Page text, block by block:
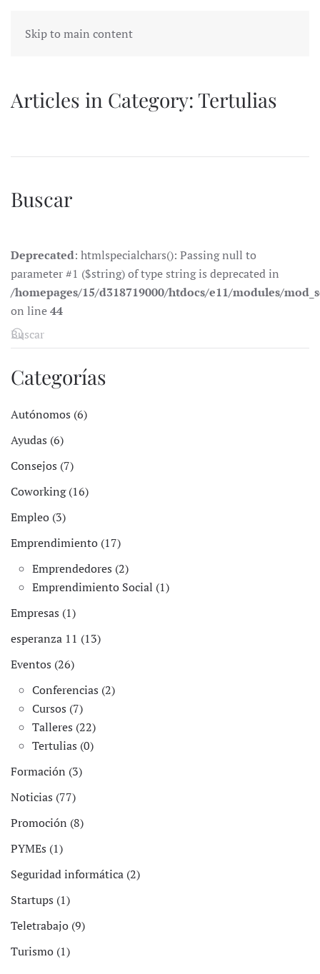
Skip to main content
Articles in Category: Tertulias
Buscar
Deprecated: htmlspecialchars(): Passing null to
parameter #1 ($string) of type string is deprecated in
/homepages/15/d318719000/htdocs/e11/modules/
on line44
Categorías
Autónomos (6)
Ayudas (6)
Consejos (7)
Coworking (16)
Empleo (3)
Emprendimiento (17)
Emprendedores (2)
Emprendimiento Social (1)
Empresas (1)
esperanza 11 (13)
Eventos (26)
Conferencias (2)
Cursos (7)
Talleres (22)
Tertulias (0)
Formación (3)
Noticias (77)
Promoción (8)
PYMEs (1)
Seguridad informática (2)
Startups (1)
Teletrabajo (9)
Turismo (1)